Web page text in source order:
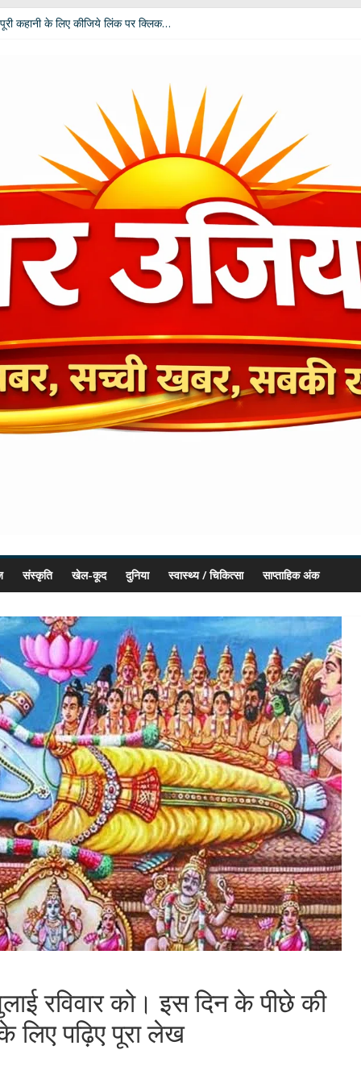
पंत तिवारी ‘दिशा’ ‘नागरी सेवी सम्मान–2026’ से विभूषित
बदलेगी भूमिका; खेल मंत्री रेखा आर्या ने मांगे 30 जुलाई तक सुझाव
संस्कृति खेल-कूद दुनिया स्वास्थ्य / चिकित्सा साप्ताहिक अंक
रविवार को। इस दिन के पीछे की
लिए पढ़िए पूरा लेख